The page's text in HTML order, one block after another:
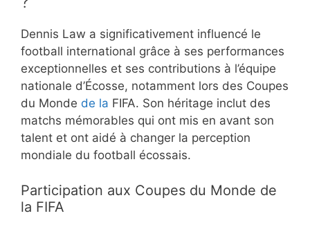
Dennis Law a significativement influencé le
football international grâce à ses performances
exceptionnelles et ses contributions à l’équipe
nationale d’Écosse, notamment lors des Coupes
du Monde de la FIFA. Son héritage inclut des
matchs mémorables qui ont mis en avant son
talent et ont aidé à changer la perception
mondiale du football écossais.
Participation aux Coupes du Monde de
la FIFA